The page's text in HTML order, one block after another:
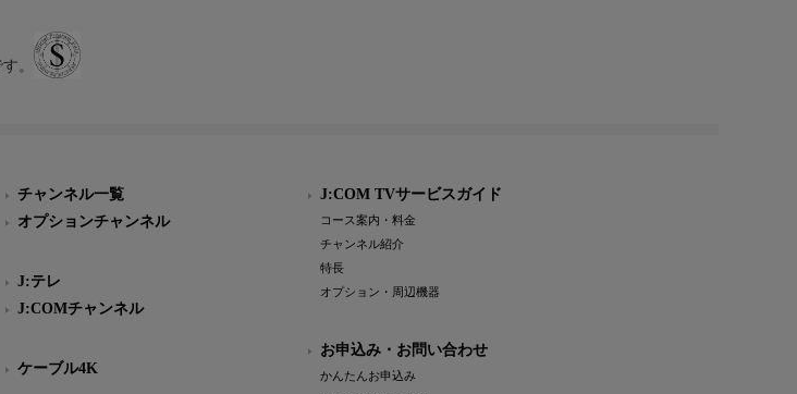
。
チャンネル一覧
オプションチャンネル
J:テレ
J:COMチャンネル
ケーブル4K
J:COM TVサービスガイド
コース案内・料金
チャンネル紹介
特長
オプション・周辺機器
お申込み・お問い合わせ
かんたんお申込み